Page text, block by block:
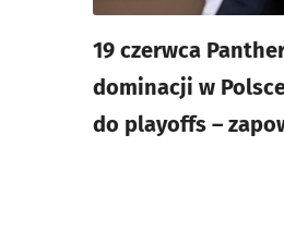
19 czerwca
dominacji w
do playoffs –